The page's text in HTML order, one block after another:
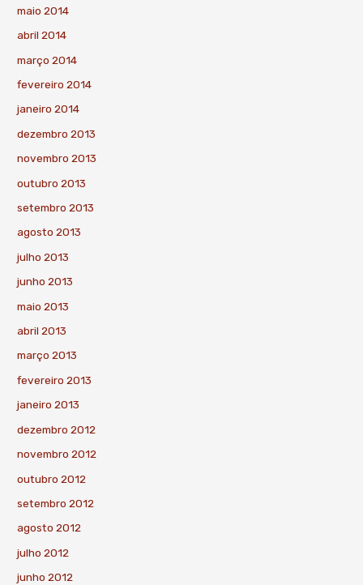
maio 2014
abril 2014
março 2014
fevereiro 2014
janeiro 2014
dezembro 2013
novembro 2013
outubro 2013
setembro 2013
agosto 2013
julho 2013
junho 2013
maio 2013
abril 2013
março 2013
fevereiro 2013
janeiro 2013
dezembro 2012
novembro 2012
outubro 2012
setembro 2012
agosto 2012
julho 2012
junho 2012